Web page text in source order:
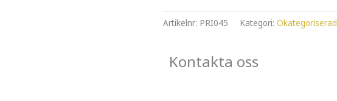
Artikelnr: PRI045 Kategori:Okategoriserad
Kontakta oss